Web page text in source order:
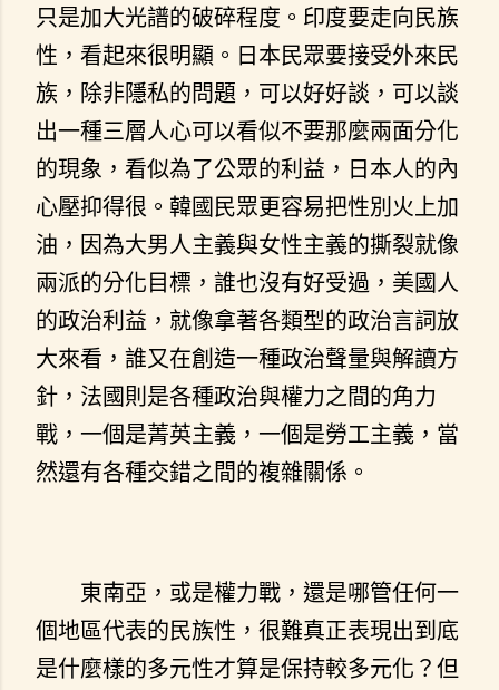
只是加大光譜的破碎程度。印度要走向民族
性，看起來很明顯。日本民眾要接受外來民
族，除非隱私的問題，可以好好談，可以談
出一種三層人心可以看似不要那麼兩面分化
的現象，看似為了公眾的利益，日本人的內
心壓抑得很。韓國民眾更容易把性別火上加
油，因為大男人主義與女性主義的撕裂就像
兩派的分化目標，誰也沒有好受過，美國人
的政治利益，就像拿著各類型的政治言詞放
大來看，誰又在創造一種政治聲量與解讀方
針，法國則是各種政治與權力之間的角力
戰，一個是菁英主義，一個是勞工主義，當
然還有各種交錯之間的複雜關係。
東南亞，或是權力戰，還是哪管任何一
個地區代表的民族性，很難真正表現出到底
是什麼樣的多元性才算是保持較多元化？但